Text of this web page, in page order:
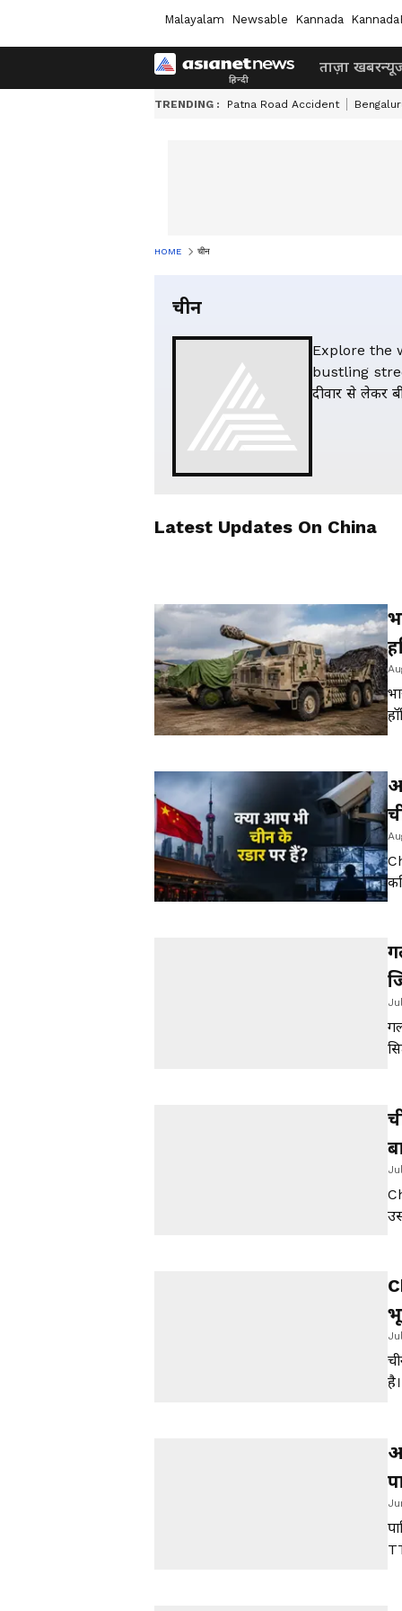
Malayalam Newsable Kannada
ताज़ा खबर
TRENDING : Patna Road Accident
HOME चीन
चीन
Explore the
bustling
दीवार से लेकर
Latest Updates On China